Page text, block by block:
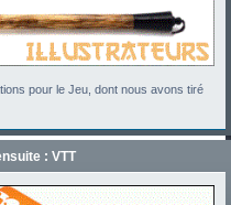
pour le Jeu, dont nous avons tiré
: VTT